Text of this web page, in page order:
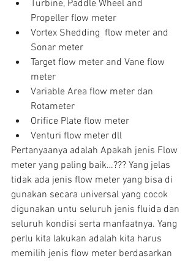
Turbine, Paddle Wheel and
Propeller flow meter
Vortex Shedding  flow meter and
Sonar meter
Target flow meter and Vane flow
meter
Variable Area flow meter dan
Rotameter
Orifice Plate flow meter
Venturi flow meter dll
Pertanyaanya adalah Apakah jenis Flow
meter yang paling baik…??? Yang jelas
tidak ada jenis flow meter yang bisa di
gunakan secara universal yang cocok
digunakan untu seluruh jenis fluida dan
seluruh kondisi serta manfaatnya. Yang
perlu kita lakukan adalah kita harus
memilih jenis flow meter berdasarkan